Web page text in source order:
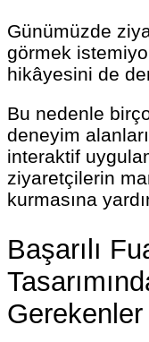
Günümüzde
görmek
hikâyesini de
Bu nedenle
deneyim
interaktif
ziyaretçilerin
kurmasına
Başarılı
Gerekenler